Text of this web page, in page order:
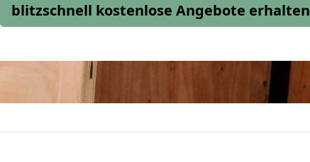
blitzschnell kostenlose Angebote erhalten